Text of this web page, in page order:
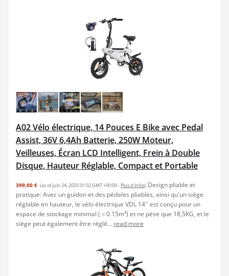
A02 Vélo électrique, 14 Pouces E Bike avec Pedal
Assist, 36V 6,4Ah Batterie, 250W Moteur,
Veilleuses, Écran LCD Intelligent, Frein à Double
Disque, Hauteur Réglable, Compact et Portable
399,00 € (as of juin 24, 2025 01:02 GMT +00:00 - Plus d’infos) Design pliable et
pratique: Avec un guidon et des pédales pliables, ainsi qu'un siège
réglable en hauteur, le vélo électrique VDL 14'' est conçu pour un
espace de stockage minimal (＜0.15m³) et ne pèse que 18,5KG, et le
siège peut également être réglé... read more